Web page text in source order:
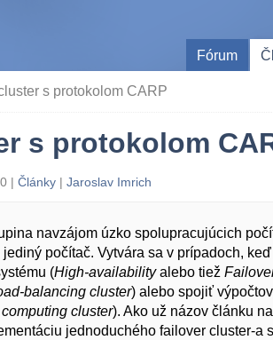
Fórum
s protokolom CARP
s protokolom
| Články | Jaroslav Imrich
navzájom úzko spolupracujúcich
počítač. Vytvára sa v prípadoch,
(High-availabilityalebo tiež
balancing cluster) alebo spojiť
cluster). Ako už názov článku
jednoduchého failover cluster-a